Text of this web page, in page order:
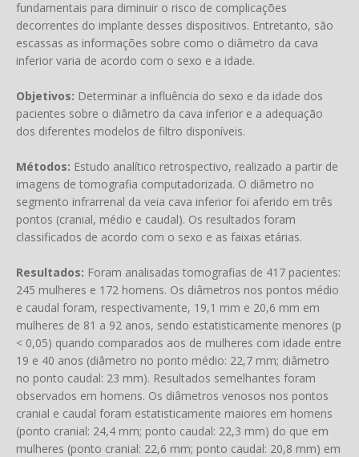
fundamentais para diminuir o risco de complicações
decorrentes do implante desses dispositivos. Entretanto, são
escassas as informações sobre como o diâmetro da cava
inferior varia de acordo com o sexo e a idade.
Objetivos: Determinar a influência do sexo e da idade dos
pacientes sobre o diâmetro da cava inferior e a adequação
dos diferentes modelos de filtro disponíveis.
Métodos: Estudo analítico retrospectivo, realizado a partir de
imagens de tomografia computadorizada. O diâmetro no
segmento infrarrenal da veia cava inferior foi aferido em três
pontos (cranial, médio e caudal). Os resultados foram
classificados de acordo com o sexo e as faixas etárias.
Resultados: Foram analisadas tomografias de 417 pacientes:
245 mulheres e 172 homens. Os diâmetros nos pontos médio
e caudal foram, respectivamente, 19,1 mm e 20,6 mm em
mulheres de 81 a 92 anos, sendo estatisticamente menores (p
< 0,05) quando comparados aos de mulheres com idade entre
19 e 40 anos (diâmetro no ponto médio: 22,7 mm; diâmetro
no ponto caudal: 23 mm). Resultados semelhantes foram
observados em homens. Os diâmetros venosos nos pontos
cranial e caudal foram estatisticamente maiores em homens
(ponto cranial: 24,4 mm; ponto caudal: 22,3 mm) do que em
mulheres (ponto cranial: 22,6 mm; ponto caudal: 20,8 mm) em